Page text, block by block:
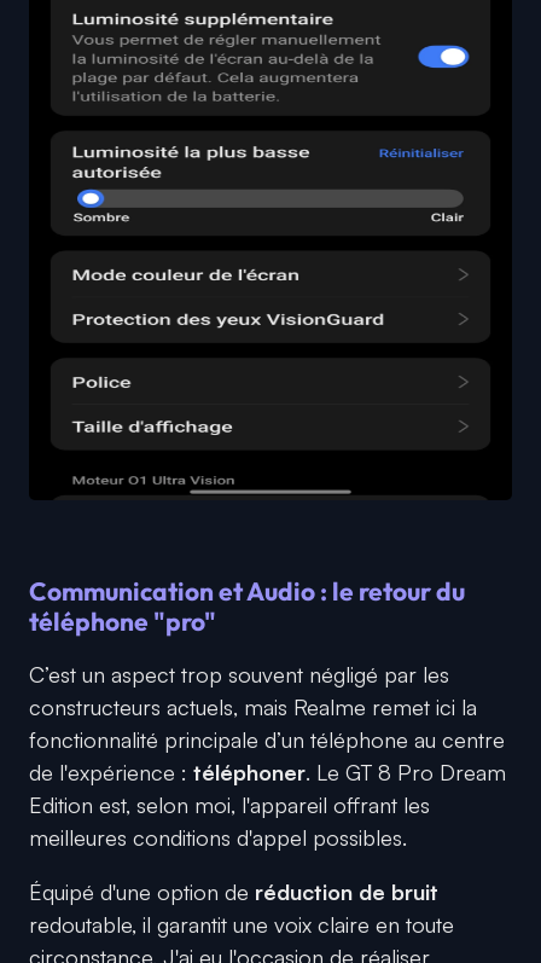
Communication et Audio : le retour du
téléphone "pro"
C’est un aspect trop souvent négligé par les
constructeurs actuels, mais Realme remet ici la
fonctionnalité principale d’un téléphone au centre
de l'expérience : téléphoner. Le GT 8 Pro Dream
Edition est, selon moi, l'appareil offrant les
meilleures conditions d'appel possibles.
Équipé d'une option de réduction de bruit
redoutable, il garantit une voix claire en toute
circonstance. J'ai eu l'occasion de réaliser